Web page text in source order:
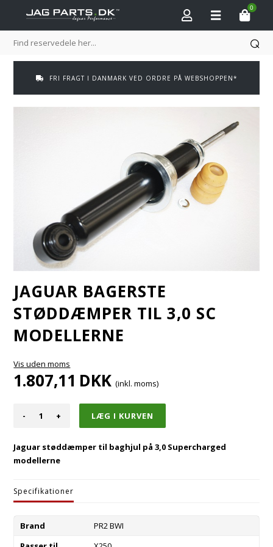
0
FRI FRAGT I DANMARK VED ORDRE PÅ WEBSHOPPEN*
JAGUAR BAGERSTE
STØDDÆMPER TIL 3,0 SC
MODELLERNE
Vis uden moms
1.807,11 DKK (inkl. moms)
- +
Jaguar støddæmper til baghjul på 3,0 Supercharged
modellerne
Specifikationer
Brand
PR2 BWI